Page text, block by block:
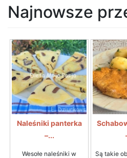
Najnowsze
Naleśniki panterka
–...
Wesołe naleśniki w
Są takie